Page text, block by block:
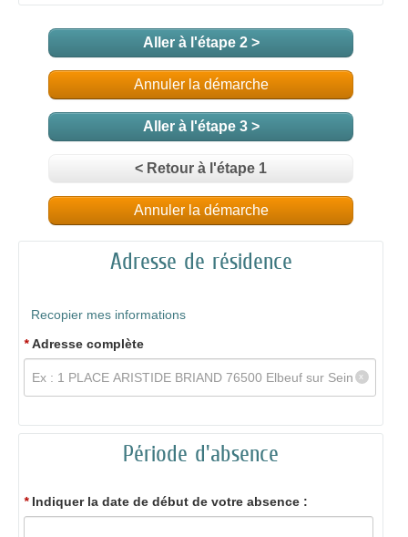
Aller à l'étape 2 >
Annuler la démarche
Aller à l'étape 3 >
< Retour à l'étape 1
Annuler la démarche
Adresse de résidence
Recopier mes informations
*Adresse complète
Période d'absence
*Indiquer la date de début de votre absence :